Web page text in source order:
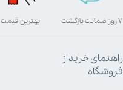
بهترین قیمت ۷ روز ضمانت بازگشت
راهنمای خرید از
فروشگاه